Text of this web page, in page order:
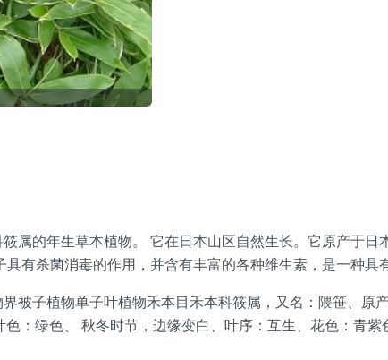
属的年生草本植物。 它在日本山区自然生长。它原产于
有杀菌消毒的作用，并含有丰富的各种维生素，是一种具
被子植物单子叶植物禾本目禾本科筱属，又名：隈笹、原
：绿色、 秋冬时节，边缘变白、叶序：互生、花色：青